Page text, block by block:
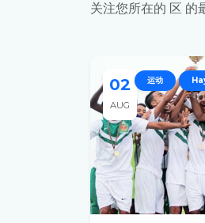
关注您所在的 区 的
02
AUG
运动